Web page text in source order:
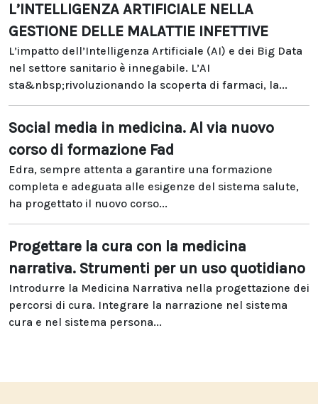
L’INTELLIGENZA ARTIFICIALE NELLA
GESTIONE DELLE MALATTIE INFETTIVE
L’impatto dell’Intelligenza Artificiale (AI) e dei Big Data
nel settore sanitario è innegabile. L’AI
sta&nbsp;rivoluzionando la scoperta di farmaci, la...
Social media in medicina. Al via nuovo
corso di formazione Fad
Edra, sempre attenta a garantire una formazione
completa e adeguata alle esigenze del sistema salute,
ha progettato il nuovo corso...
Progettare la cura con la medicina
narrativa. Strumenti per un uso quotidiano
Introdurre la Medicina Narrativa nella progettazione dei
percorsi di cura. Integrare la narrazione nel sistema
cura e nel sistema persona...